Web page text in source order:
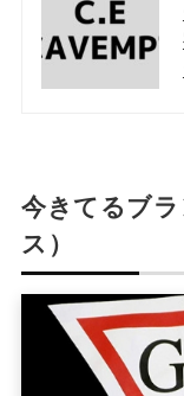
今きてるブ
ス）